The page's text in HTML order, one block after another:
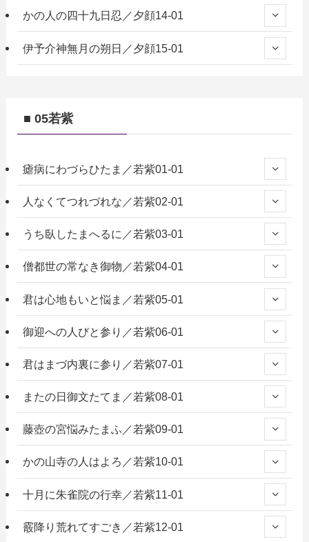
かの人の四十九日忍／夕顔14-01
伊予介神無月の朔日／夕顔15-01
■ 05若紫
瘧病にわづらひたま／若紫01-01
人なくてつれづれな／若紫02-01
うち臥したまへるに／若紫03-01
僧都世の常なき御物／若紫04-01
君は心地もいと悩ま／若紫05-01
御迎への人びと参り／若紫06-01
君はまづ内裏に参り／若紫07-01
またの日御文たてま／若紫08-01
藤壺の宮悩みたまふ／若紫09-01
かの山寺の人はよろ／若紫10-01
十月に朱雀院の行幸／若紫11-01
霰降り荒れてすごき／若紫12-01